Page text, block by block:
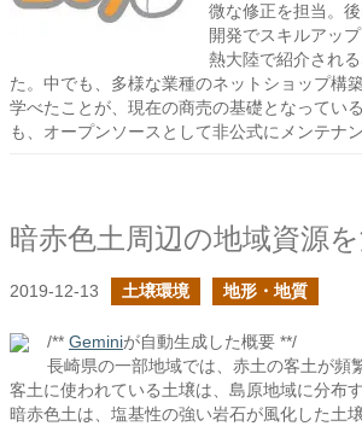
微な修正を担当。
開発でスキルアッ
熱大陸で紹介され
た。中でも、多様な業種のネットショップ構
学べたことが、現在の商売の基礎となってい
も、オープンソースとして非公式にメンテナ
暗赤色土周辺の地域資源
2019-12-13 土壌環境 地形・地質
/** Geminiが自動生成した概要 **/
長崎県の一部地域では、赤土の客土が頻
客土に使われている土壌は、島原地域に分布
暗赤色土は、塩基性の強い岩石が風化した土